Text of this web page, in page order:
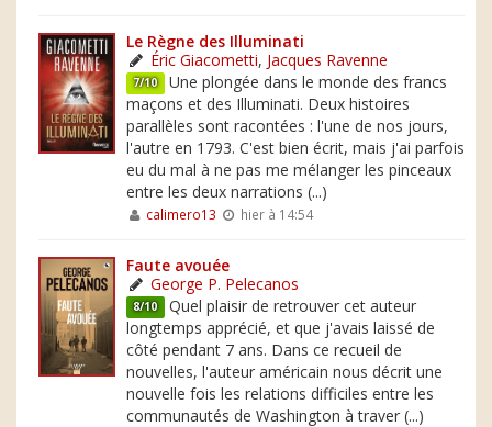
Le Règne des Illuminati
Éric Giacometti, Jacques Ravenne
7/10 Une plongée dans le monde des francs
maçons et des Illuminati. Deux histoires
parallèles sont racontées : l'une de nos jours,
l'autre en 1793. C'est bien écrit, mais j'ai parfois
eu du mal à ne pas me mélanger les pinceaux
entre les deux narrations (...)
calimero13 hier à 14:54
Faute avouée
George P. Pelecanos
8/10 Quel plaisir de retrouver cet auteur
longtemps apprécié, et que j'avais laissé de
côté pendant 7 ans. Dans ce recueil de
nouvelles, l'auteur américain nous décrit une
nouvelle fois les relations difficiles entre les
communautés de Washington à traver (...)